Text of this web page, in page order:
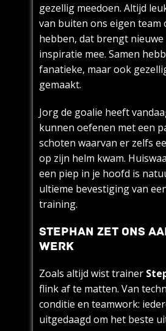
gezellig meedoen. Altijd
van buiten ons eigen team
hebben, dat brengt
inspiratie mee. Samen
fanatieke, maar ook
gemaakt.
Jorg de goalie heeft
kunnen oefenen met een
schoten waarvan er zelfs
op zijn helm kwam.
een piep in je hoofd is
ultieme bevestiging van
training.
STEPHAN ZET ONS
WERK
Zoals altijd wist trainer
flink af te matten. Van
conditie en teamwork:
uitgedaagd om het beste